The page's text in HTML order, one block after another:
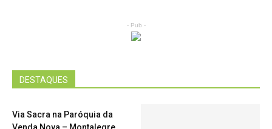
- Pub -
DESTAQUES
Via Sacra na Paróquia da